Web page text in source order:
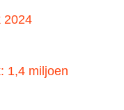
2024
1,4 miljoen